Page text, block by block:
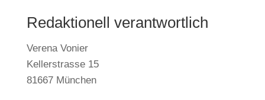
Redaktionell verantwortlich
Verena Vonier
Kellerstrasse 15
81667 München